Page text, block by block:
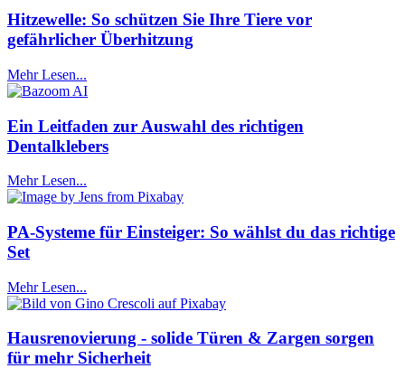
Hitzewelle: So schützen Sie Ihre Tiere vor
gefährlicher Überhitzung
Mehr Lesen...
Ein Leitfaden zur Auswahl des richtigen
Dentalklebers
Mehr Lesen...
PA-Systeme für Einsteiger: So wählst du das richtige
Set
Mehr Lesen...
Hausrenovierung - solide Türen & Zargen sorgen
für mehr Sicherheit